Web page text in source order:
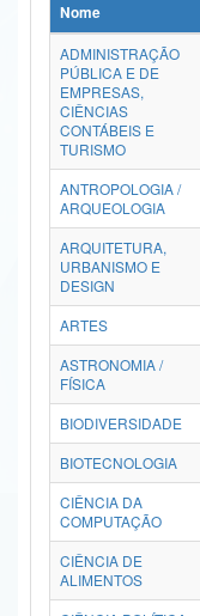
Ministério da Ciência,
Ministério do Meio Ambiente
Ministério do Turismo
Ministério do
Controladoria-Geral da União
Ministério da Mulher, da
Secretaria de Governo
Advocacia-Geral da União
Banco Central do Brasil
Nome
ADMINISTRAÇÃO
PÚBLICA E DE
EMPRESAS,
CIÊNCIAS
CONTÁBEIS E
TURISMO
ANTROPOLOGIA /
ARQUEOLOGIA
ARQUITETURA,
URBANISMO E
DESIGN
ARTES
ASTRONOMIA /
FÍSICA
BIODIVERSIDADE
BIOTECNOLOGIA
CIÊNCIA DA
COMPUTAÇÃO
CIÊNCIA DE
ALIMENTOS